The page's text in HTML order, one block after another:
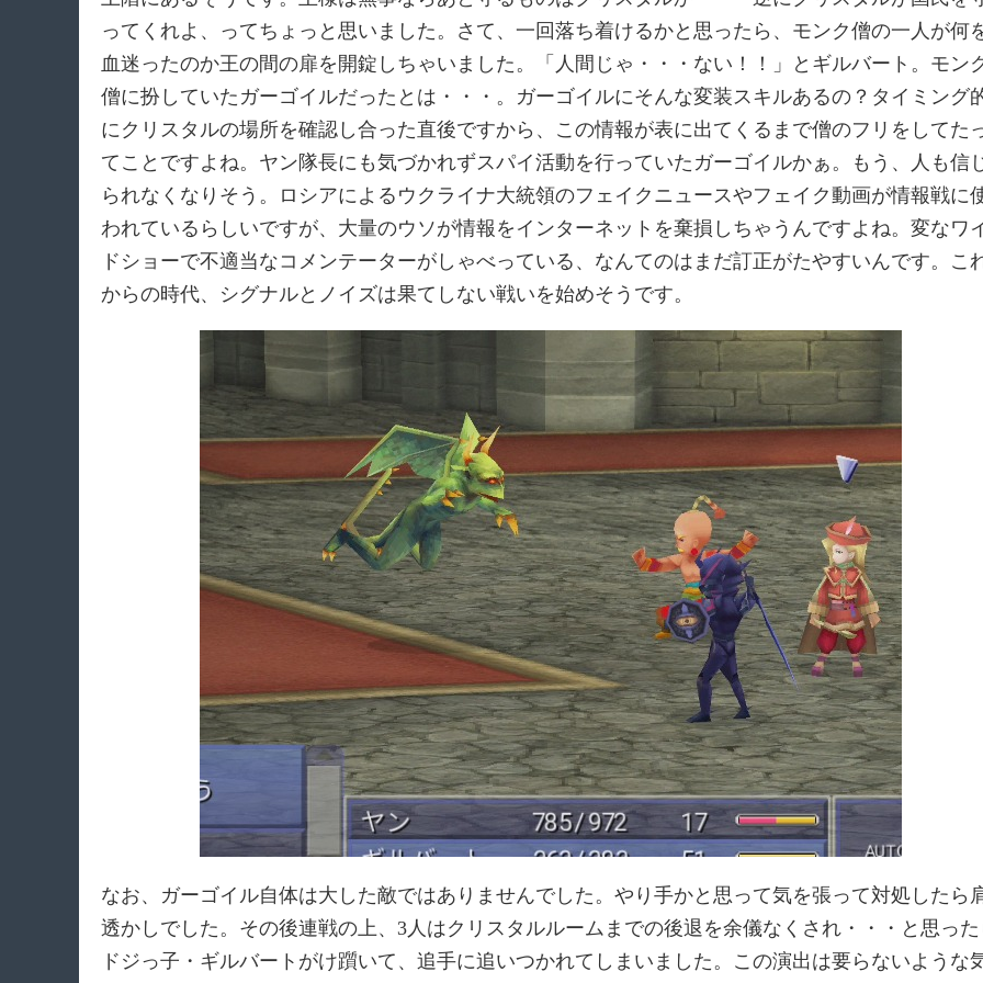
ってくれよ、ってちょっと思いました。さて、一回落ち着けるかと思ったら、モンク僧の一人が何
血迷ったのか王の間の扉を開錠しちゃいました。「人間じゃ・・・ない！！」とギルバート。モン
僧に扮していたガーゴイルだったとは・・・。ガーゴイルにそんな変装スキルあるの？タイミング
にクリスタルの場所を確認し合った直後ですから、この情報が表に出てくるまで僧のフリをしてた
てことですよね。ヤン隊長にも気づかれずスパイ活動を行っていたガーゴイルかぁ。もう、人も信
られなくなりそう。ロシアによるウクライナ大統領のフェイクニュースやフェイク動画が情報戦に
われているらしいですが、大量のウソが情報をインターネットを棄損しちゃうんですよね。変なワ
ドショーで不適当なコメンテーターがしゃべっている、なんてのはまだ訂正がたやすいんです。こ
からの時代、シグナルとノイズは果てしない戦いを始めそうです。
なお、ガーゴイル自体は大した敵ではありませんでした。やり手かと思って気を張って対処したら
透かしでした。その後連戦の上、3人はクリスタルルームまでの後退を余儀なくされ・・・と思った
ドジっ子・ギルバートがけ躓いて、追手に追いつかれてしまいました。この演出は要らないような